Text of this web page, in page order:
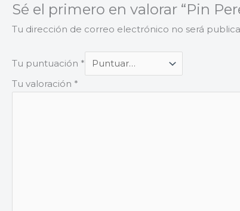
Sé el primero en valorar “Pin
Tu dirección de correo electrónico no será
Tu puntuación *
Tu valoración *